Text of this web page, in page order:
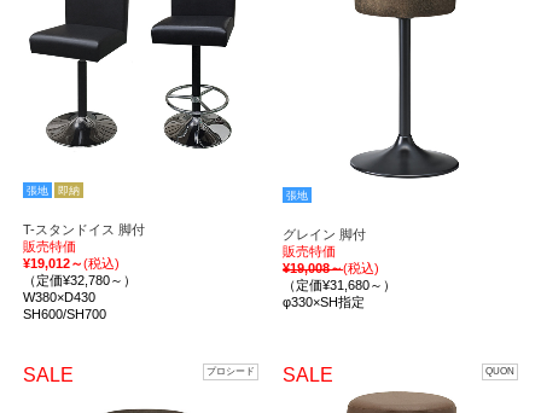
張地 即納
T-スタンドイス 脚付
販売特価
¥19,012～(税込)
（定価¥32,780～）
W380×D430
SH600/SH700
張地
グレイン 脚付
販売特価
¥19,008～(税込)
（定価¥31,680～）
φ330×SH指定
SALE プロシード SALE QUON